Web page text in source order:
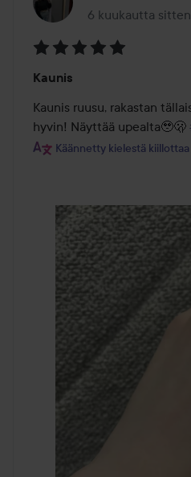
6 kuukautta sitten
Viesti luotiin 6
5
/
5
Kaunis
Kaunis ruusu, rakastan
hyvin! Näyttää upealta🥹🫢
Käännetty kielestä kiillottaa